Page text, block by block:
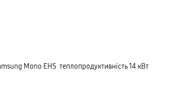
Mono EHS теплопродуктивність 14 кВт